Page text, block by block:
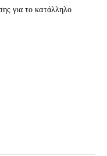
για το κατάλληλο